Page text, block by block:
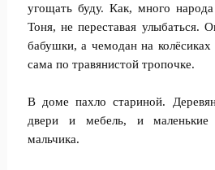
угощать буду. Как, много
Тоня, не переставая улыбаться.
бабушки, а чемодан на
сама по травянистой тропочке.
В доме пахло стариной.
двери и мебель, и
мальчика.